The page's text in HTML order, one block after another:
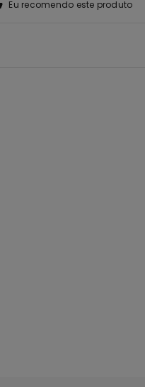
Eu recomendo este produto